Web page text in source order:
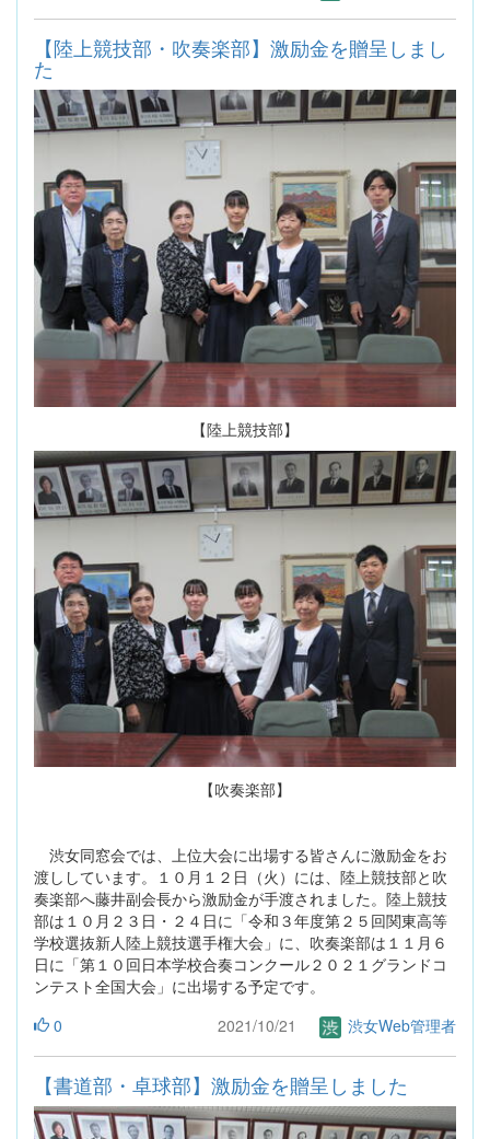
【陸上競技部・吹奏楽部】激励金を贈呈しまし
た
【陸上競技部】
【吹奏楽部】
渋女同窓会では、上位大会に出場する皆さんに激励金をお
渡ししています。１０月１２日（火）には、陸上競技部と吹
奏楽部へ藤井副会長から激励金が手渡されました。陸上競技
部は１０月２３日・２４日に「令和３年度第２５回関東高等
学校選抜新人陸上競技選手権大会」に、吹奏楽部は１１月６
日に「第１０回日本学校合奏コンクール２０２１グランドコ
ンテスト全国大会」に出場する予定です。
0
2021/10/21 渋女Web管理者
【書道部・卓球部】激励金を贈呈しました